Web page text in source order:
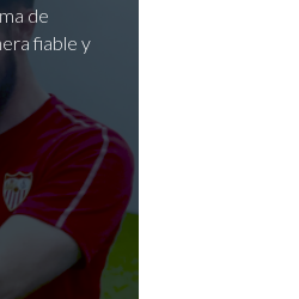
de
fiable y